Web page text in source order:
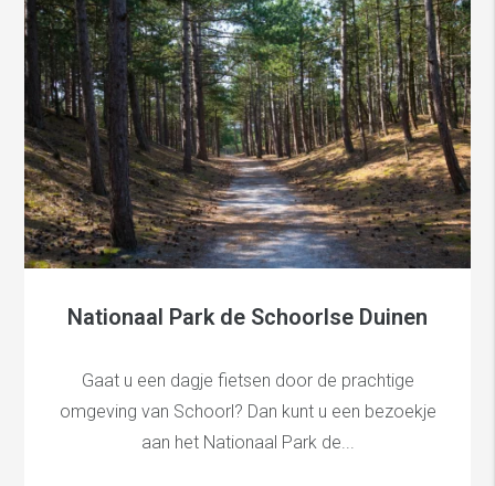
Nationaal Park de Schoorlse Duinen
Gaat u een dagje fietsen door de prachtige
omgeving van Schoorl? Dan kunt u een bezoekje
aan het Nationaal Park de...